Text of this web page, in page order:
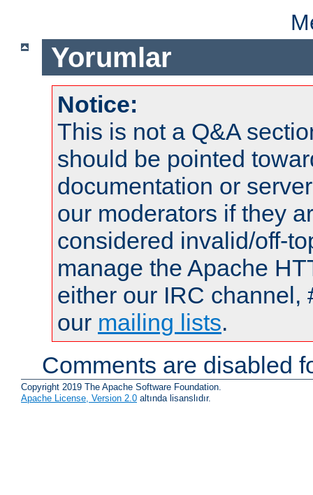
Yorumlar
Notice:
This is not a Q&A
should be pointed
documentation or
our moderators if they
considered invalid/off-
manage the Apache
either our IRC channel,
our mailing lists.
Comments are disabled
Copyright 2019 The Apache Software Foundation.
Apache License, Version 2.0 altında lisanslıdır.